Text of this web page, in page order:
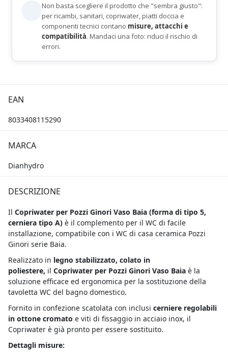
Non basta scegliere il prodotto che "sembra giusto":
per ricambi, sanitari, copriwater, piatti doccia e
componenti tecnici contano misure, attacchi e
compatibilità. Mandaci una foto: riduci il rischio di
errori.
EAN
8033408115290
MARCA
Dianhydro
DESCRIZIONE
Il Copriwater per Pozzi Ginori Vaso Baia (forma di tipo 5,
cerniera tipo A) è il complemento per il WC di facile
installazione, compatibile con i WC di casa ceramica Pozzi
Ginori serie Baia.
Realizzato in legno stabilizzato, colato in
poliestere, il Copriwater per Pozzi Ginori Vaso Baiaè la
soluzione efficace ed ergonomica per la sostituzione della
tavoletta WC del bagno domestico.
Fornito in confezione scatolata con inclusi cerniere regolabili
in ottone cromato e viti di fissaggio in acciaio inox, il
Copriwater è già pronto per essere sostituito.
Dettagli misure: